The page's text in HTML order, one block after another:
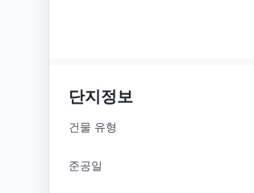
단지정보
건물 유형
준공일